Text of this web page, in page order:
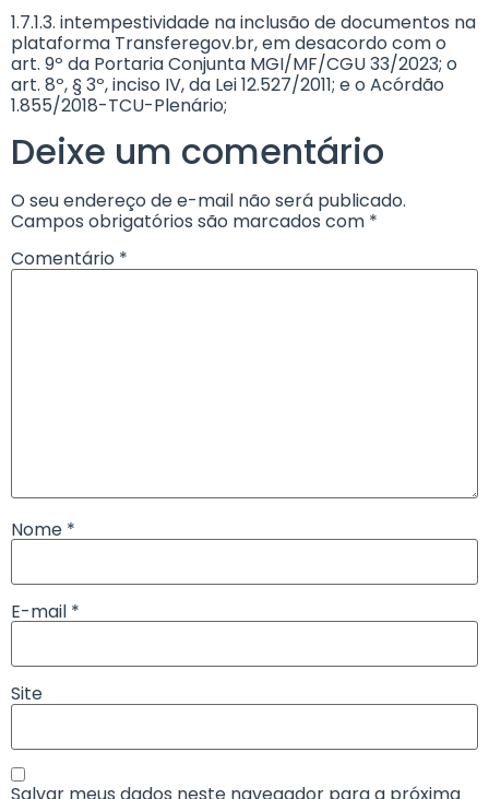
1.7.1.3. intempestividade na inclusão de documentos na
plataforma Transferegov.br, em desacordo com o
art. 9º da Portaria Conjunta MGI/MF/CGU 33/2023; o
art. 8º, § 3º, inciso IV, da Lei 12.527/2011; e o Acórdão
1.855/2018-TCU-Plenário;
Deixe um comentário
O seu endereço de e-mail não será publicado.
Campos obrigatórios são marcados com *
Comentário *
Nome *
E-mail *
Site